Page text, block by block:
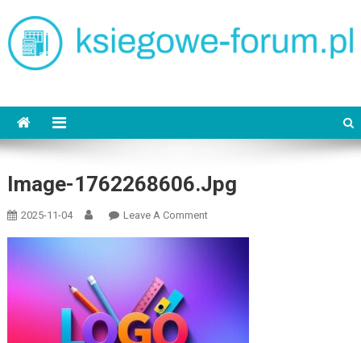
content
Image-1762268606.jpg
2025-11-04 Leave A CommentOn